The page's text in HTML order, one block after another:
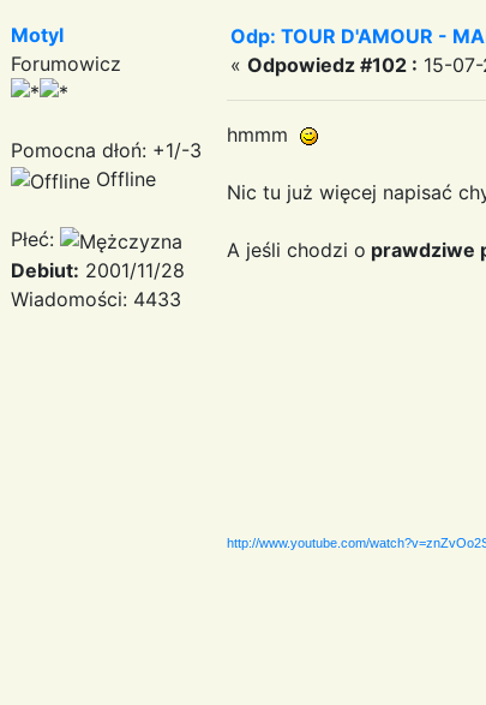
Motyl
Forumowicz
Pomocna dłoń: +1/-3
Offline
Płeć:
Debiut: 2001/11/28
Wiadomości: 4433
Odp: TOUR D'AMOUR -
« Odpowiedz #102 : 15-
hmmm
Nic tu już więcej napisać
A jeśli chodzi o prawdziwe
http://www.youtube.com/